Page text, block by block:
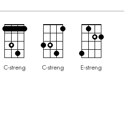
C-streng C-streng E-streng